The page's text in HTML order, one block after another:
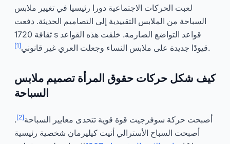
لعبت الحركات الاجتماعية دورا رئيسيا في تغيير ملابس
السباحة من الملابس التقييدية إلى التصاميم الحديثة. دفعت
ثقافة 1720 s قواعد التواضع الصارمة. خلقت هذه القواعد
قيودًا جديدة على ملابس النساء وجعلت العري غير قانوني[1] .
كيف شكل حركات حقوق المرأة تصميم ملابس
السباحة
أصبحت حركة سوفرجيت قوة قوية تتحدى معايير السباحة[2]
.
أصبحت السباح الأسترالي أنيت كيليرمان شخصية رئيسية